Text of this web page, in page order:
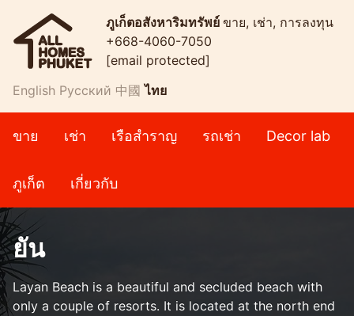
ภูเก็ตอสังหาริมทรัพย์ ขาย, เช่า, การลงทุน
+668-4060-7050
[email protected]
English Русский 中國 ไทย
ขาย เช่า เรือสำราญ รถเช่า Decor lab
ภูเก็ต เกี่ยวกับ
ยัน
Layan Beach is a beautiful and secluded beach with
only a couple of resorts. It is located at the north end